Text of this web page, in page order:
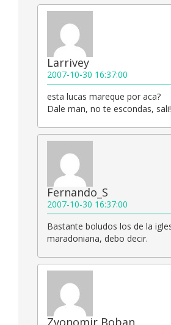
Larrivey
2007-10-30 16:37:00
esta lucas mareque por aca?
Dale man, no te escondas,
Fernando_S
2007-10-30 16:37:00
Bastante boludos los de la
maradoniana, debo decir.
Zvonomir Boban